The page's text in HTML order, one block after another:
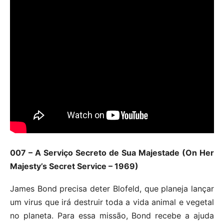
007 – A Serviço Secreto de Sua Majestade (On Her
Majesty’s Secret Service – 1969)
James Bond precisa deter Blofeld, que planeja lançar
um virus que irá destruir toda a vida animal e vegetal
no planeta. Para essa missão, Bond recebe a ajuda